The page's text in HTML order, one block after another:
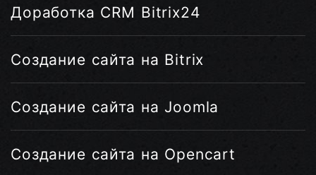
Доработка CRM Bitrix24
Создание сайта на Bitrix
Создание сайта на Joomla
Создание сайта на Opencart